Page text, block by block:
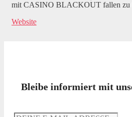
mit CASINO BLACKOUT fallen zu
Website
Bleibe informiert mit